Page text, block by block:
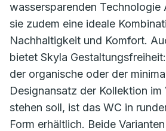
wassersparenden Technologie
sie zudem eine ideale
Nachhaltigkeit und Komfort.
bietet Skyla
der organische oder der
Designansatz der Kollektion im
stehen soll, ist das WC in
Form erhältlich. Beide